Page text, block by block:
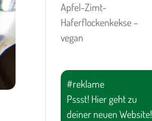
Apfel-Zimt-
Haferflockenkekse –
vegan
#reklame
Pssst! Hier geht zu
deiner neuen Website!